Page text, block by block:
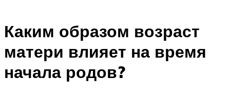
Каким образом возраст
матери влияет на время
начала родов?